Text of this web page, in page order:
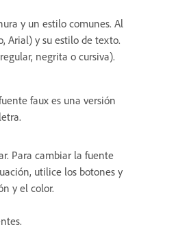
y un estilo comunes. Al
Arial) y su estilo de texto.
negrita o cursiva).
faux es una versión
Para cambiar la fuente
utilice los botones y
y el color.